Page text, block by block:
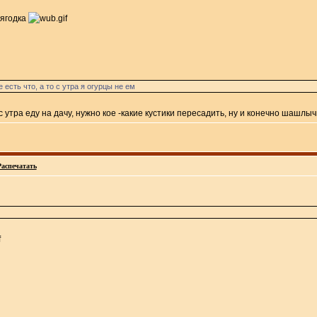
есть что, а то с утра я огурцы не ем
утра еду на дачу, нужно кое -какие кустики пересадить, ну и конечно